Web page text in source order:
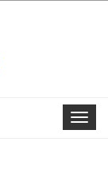
Toggle